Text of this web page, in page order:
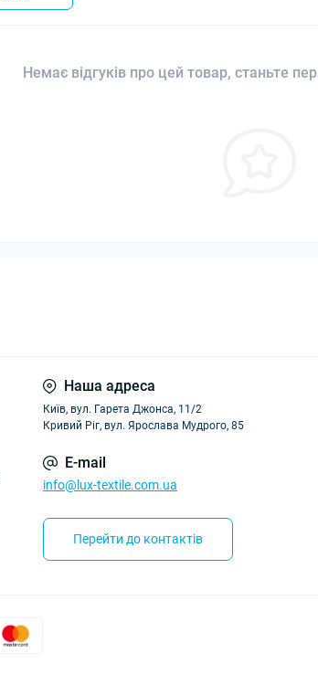
Немає відгуків про цей товар, станьте
Наша адреса
Київ, вул. Гарета Джонса, 11/2
Кривий Ріг, вул. Ярослава Мудрого, 85
E-mail
info@lux-textile.com.ua
Перейти до контактів